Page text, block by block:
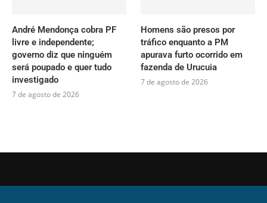
André Mendonça cobra PF
livre e independente;
governo diz que ninguém
será poupado e quer tudo
investigado
7 de agosto de 2026
Homens são presos por
tráfico enquanto a PM
apurava furto ocorrido em
fazenda de Urucuia
7 de agosto de 2026